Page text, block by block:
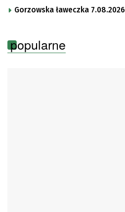
Gorzowska ławeczka 7.08.2026
popularne